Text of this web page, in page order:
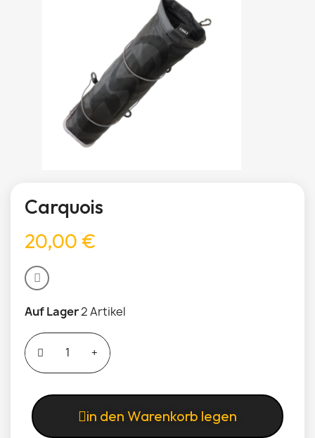
Carquois
20,00 €
Auf Lager2 Artikel
in den Warenkorb legen